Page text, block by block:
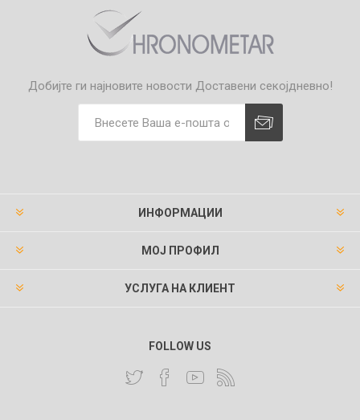
Добијте ги најновите новости Доставени секојдневно!
ИНФОРМАЦИИ
МОЈ ПРОФИЛ
УСЛУГА НА КЛИЕНТ
FOLLOW US